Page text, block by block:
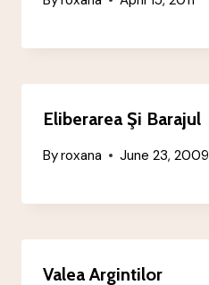
Eliberarea Şi Barajul
Byroxana June 23, 2009
Valea Argintilor